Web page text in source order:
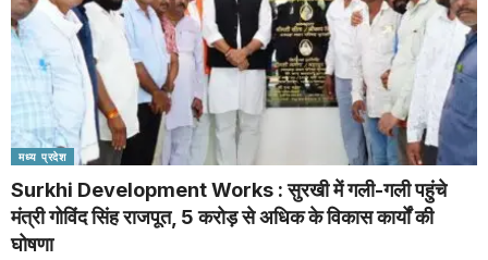
मध्य प्रदेश
Surkhi Development Works : सुरखी में गली-गली पहुंचे
मंत्री गोविंद सिंह राजपूत, 5 करोड़ से अधिक के विकास कार्यों की
घोषणा